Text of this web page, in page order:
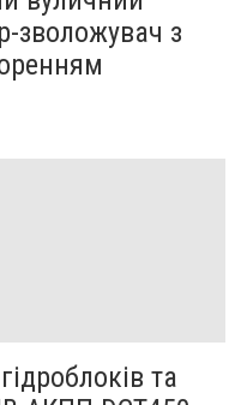
зволожувач з
та